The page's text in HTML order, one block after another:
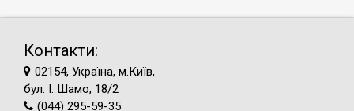
Контакти:
02154, Україна, м.Київ,
бул. І. Шамо, 18/2
(044) 295-59-35